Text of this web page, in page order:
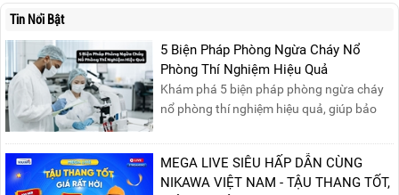
Tin Nổi Bật
5 Biện Pháp Phòng Ngừa Cháy Nổ
Phòng Thí Nghiệm Hiệu Quả
Khám phá 5 biện pháp phòng ngừa cháy
nổ phòng thí nghiệm hiệu quả, giúp bảo
sản, giảm thiểu nguy cơ cháy nổ phòng thí
nghiệm.
MEGA LIVE SIÊU HẤP DẪN CÙNG
NIKAWA VIỆT NAM - TẬU THANG TỐT,